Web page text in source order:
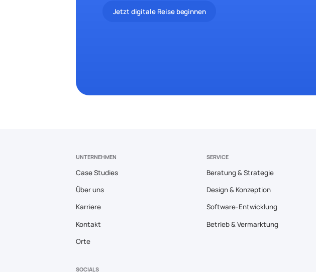
Jetzt digitale Reise beginnen
UNTERNEHMEN
Case Studies
Über uns
Karriere
Kontakt
Orte
SERVICE
Beratung & Strategie
Design & Konzeption
Software-Entwicklung
Betrieb & Vermarktung
SOCIALS